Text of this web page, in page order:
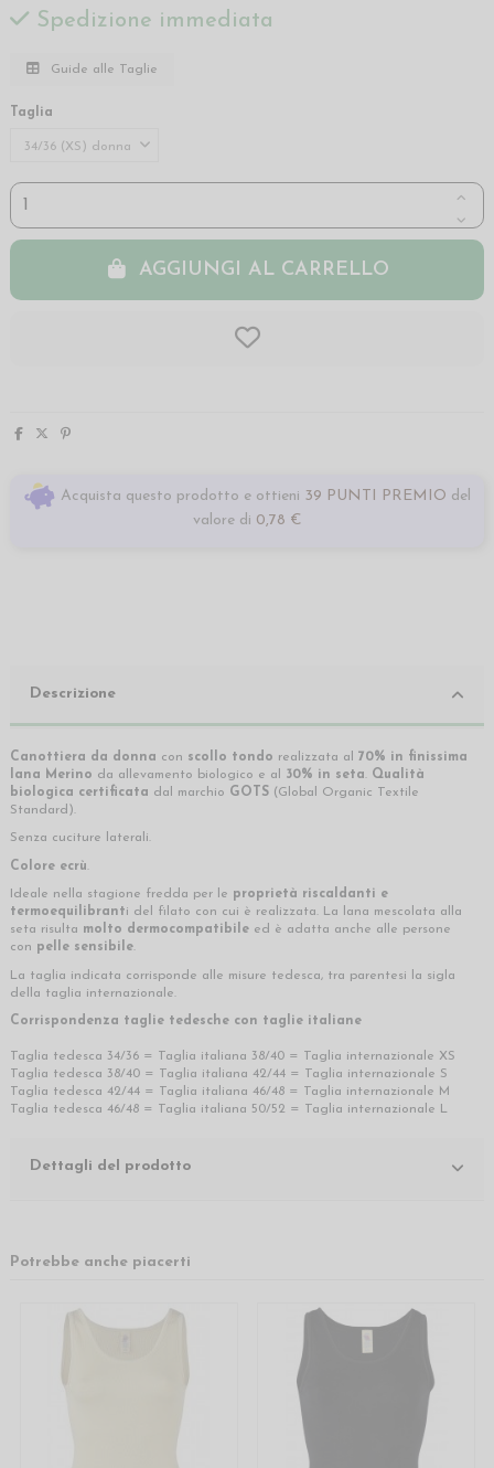
Spedizione immediata
Guide alle Taglie
Taglia
AGGIUNGI AL CARRELLO
Acquista questo prodotto e ottieni 39 PUNTI PREMIO del
valore di 0,78 €
Descrizione
Canottiera da donna con scollo tondo realizzata al 70% in finissima
lana Merino da allevamento biologico e al 30% in seta. Qualità
biologica certificata dal marchio GOTS (Global Organic Textile
Standard).
Senza cuciture laterali.
Colore ecrù.
Ideale nella stagione fredda per le proprietà riscaldanti e
termoequilibranti del filato con cui è realizzata. La lana mescolata alla
seta risulta molto dermocompatibile ed è adatta anche alle persone
con pelle sensibile.
La taglia indicata corrisponde alle misure tedesca, tra parentesi la sigla
della taglia internazionale.
Corrispondenza taglie tedesche con taglie italiane
Taglia tedesca 34/36 = Taglia italiana 38/40 = Taglia internazionale XS
Taglia tedesca 38/40 = Taglia italiana 42/44 = Taglia internazionale S
Taglia tedesca 42/44 = Taglia italiana 46/48 = Taglia internazionale M
Taglia tedesca 46/48 = Taglia italiana 50/52 = Taglia internazionale L
Dettagli del prodotto
Potrebbe anche piacerti